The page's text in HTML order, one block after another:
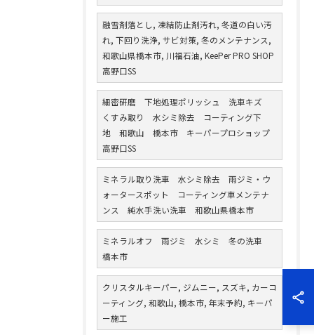
融雪剤落とし, 凍結防止剤汚れ, 冬道の白い汚
れ, 下回り洗浄, サビ対策, 冬のメンテナンス,
和歌山県橋本市, 川福石油, KeePer PRO SHOP
高野口SS
細密研磨 下地処理ポリッシュ 洗車キズ
くすみ取り 水シミ除去 コーティング下
地 和歌山 橋本市 キーパープロショップ
高野口SS
ミネラル取り洗車 水シミ除去 雨ジミ・ウ
ォータースポット コーティング車メンテナ
ンス 純水手洗い洗車 和歌山県橋本市
ミネラルオフ 雨ジミ 水シミ 冬の洗車
橋本市
クリスタルキーパー, ジムニー, スズキ, カーコ
ーティング, 和歌山, 橋本市, 年末予約, キーパ
ー施工